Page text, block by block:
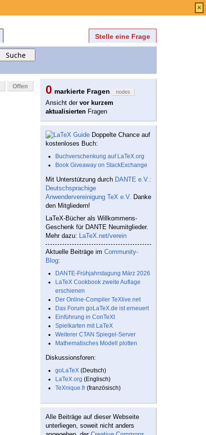
Stelle eine Frage
Offen 0 markierte Fragen nodes
Ansicht der vor kurzem
aktualisierten Fragen
Doppelte Chance auf
kostenloses Buch:
Buchverschenkung auf LaTeX.org
Book Giveaway on StackExchange
Mit Unterstützung durch DANTE e.V.:
Deutschsprachige
Anwendervereinigung TeX e.V. Danke
den Mitgliedern!
LaTeX-Bücher als Willkommens-
Geschenk für DANTE Neumitglieder.
Mehr dazu: LaTeX.net/verein
Aktuelle Beiträge im Community-
Blog:
DANTE-Frühjahrstagung März 2026
LaTeX Cookbook zweite Auflage
erschienen
Der Online-Compiler TeXlive.net
Das Forum goLaTeX.de ist erneuert
Einführung in ConTeXt
Spielkarten mit LaTeX
Weiterer CTAN Spiegel-Server
Mathematisches Modell plotten
Diskussionsforen:
goLaTeX (Deutsch)
LaTeX.org (Englisch)
TeXnique.fr (französisch)
Alle Beiträge auf dieser Webseite
unterliegen, soweit nicht anders
×